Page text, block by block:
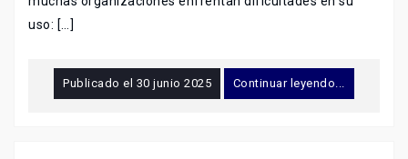
uso: […]
Publicado el 30 junio 2025 Continuar leyendo...